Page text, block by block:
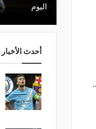
اليوم
أحدث الأخبار